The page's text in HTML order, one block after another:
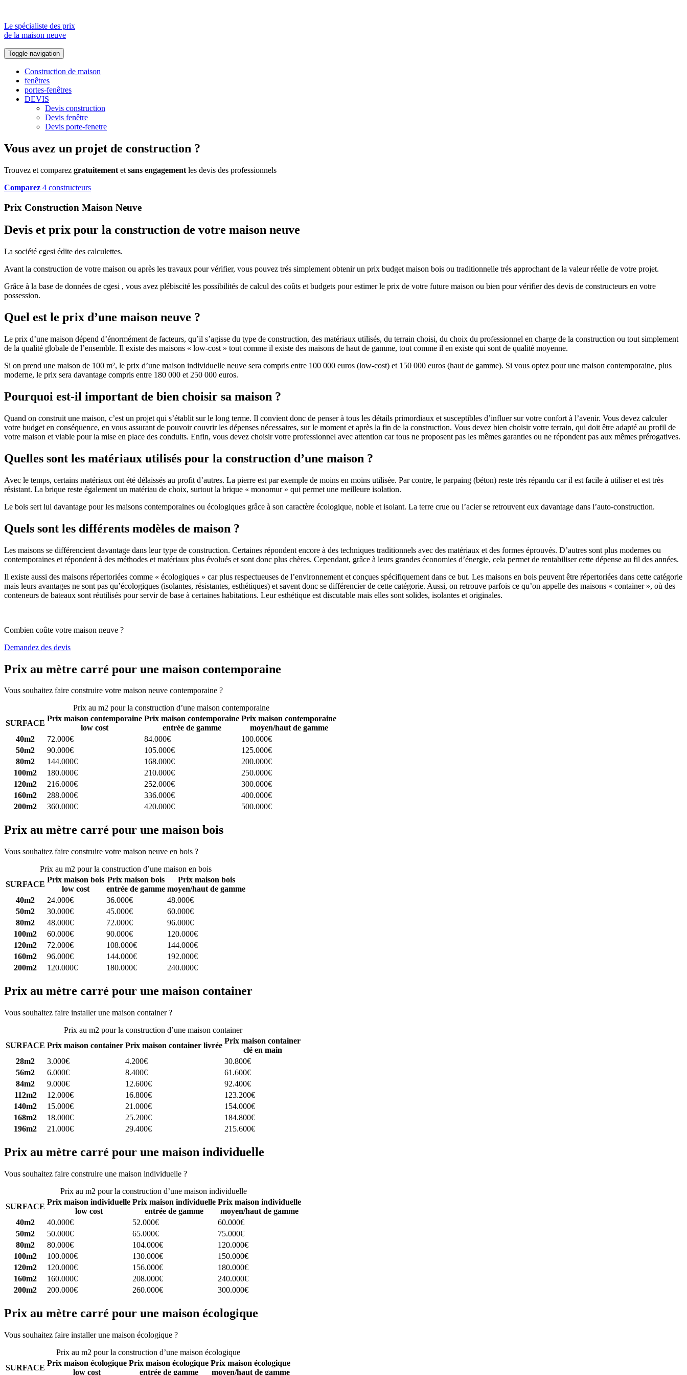
Le spécialiste des prix
de la maison neuve
Toggle navigation
Construction de maison
fenêtres
portes-fenêtres
DEVIS
Devis construction
Devis fenêtre
Devis porte-fenetre
Vous avez un projet de construction ?
Trouvez et comparez gratuitement et sans engagement les devis des professionnels
Comparez 4 constructeurs
Prix Construction Maison Neuve
Devis et prix pour la construction de votre maison neuve
La société cgesi édite des calculettes.
Avant la construction de votre maison ou après les travaux pour vérifier, vous pouvez trés simplement obtenir un prix budget maison bois ou traditionnelle trés approchant de la valeur réelle de votre projet.
Grâce à la base de données de cgesi , vous avez plébiscité les possibilités de calcul des coûts et budgets pour estimer le prix de votre future maison ou bien pour vérifier des devis de constructeurs en votre
possession.
Quel est le prix d’une maison neuve ?
Le prix d’une maison dépend d’énormément de facteurs, qu’il s’agisse du type de construction, des matériaux utilisés, du terrain choisi, du choix du professionnel en charge de la construction ou tout simplement
de la qualité globale de l’ensemble. Il existe des maisons « low-cost » tout comme il existe des maisons de haut de gamme, tout comme il en existe qui sont de qualité moyenne.
Si on prend une maison de 100 m², le prix d’une maison individuelle neuve sera compris entre 100 000 euros (low-cost) et 150 000 euros (haut de gamme). Si vous optez pour une maison contemporaine, plus
moderne, le prix sera davantage compris entre 180 000 et 250 000 euros.
Pourquoi est-il important de bien choisir sa maison ?
Quand on construit une maison, c’est un projet qui s’établit sur le long terme. Il convient donc de penser à tous les détails primordiaux et susceptibles d’influer sur votre confort à l’avenir. Vous devez calculer
votre budget en conséquence, en vous assurant de pouvoir couvrir les dépenses nécessaires, sur le moment et après la fin de la construction. Vous devez bien choisir votre terrain, qui doit être adapté au profil de
votre maison et viable pour la mise en place des conduits. Enfin, vous devez choisir votre professionnel avec attention car tous ne proposent pas les mêmes garanties ou ne répondent pas aux mêmes prérogatives.
Quelles sont les matériaux utilisés pour la construction d’une maison ?
Avec le temps, certains matériaux ont été délaissés au profit d’autres. La pierre est par exemple de moins en moins utilisée. Par contre, le parpaing (béton) reste très répandu car il est facile à utiliser et est très
résistant. La brique reste également un matériau de choix, surtout la brique « monomur » qui permet une meilleure isolation.
Le bois sert lui davantage pour les maisons contemporaines ou écologiques grâce à son caractère écologique, noble et isolant. La terre crue ou l’acier se retrouvent eux davantage dans l’auto-construction.
Quels sont les différents modèles de maison ?
Les maisons se différencient davantage dans leur type de construction. Certaines répondent encore à des techniques traditionnels avec des matériaux et des formes éprouvés. D’autres sont plus modernes ou
contemporaines et répondent à des méthodes et matériaux plus évolués et sont donc plus chères. Cependant, grâce à leurs grandes économies d’énergie, cela permet de rentabiliser cette dépense au fil des années.
Il existe aussi des maisons répertoriées comme « écologiques » car plus respectueuses de l’environnement et conçues spécifiquement dans ce but. Les maisons en bois peuvent être répertoriées dans cette catégorie
mais leurs avantages ne sont pas qu’écologiques (isolantes, résistantes, esthétiques) et savent donc se différencier de cette catégorie. Aussi, on retrouve parfois ce qu’on appelle des maisons « container », où des
conteneurs de bateaux sont réutilisés pour servir de base à certaines habitations. Leur esthétique est discutable mais elles sont solides, isolantes et originales.
Combien coûte votre maison neuve ?
Demandez des devis
Prix au mètre carré pour une maison contemporaine
Vous souhaitez faire construire votre maison neuve contemporaine ?
Prix au m2 pour la construction d’une maison contemporaine
SURFACE
Prix maison contemporaine
low cost
Prix maison contemporaine
entrée de gamme
Prix maison contemporaine
moyen/haut de gamme
40m2
72.000€ 84.000€
100.000€
50m2
90.000€ 105.000€
125.000€
80m2
144.000€ 168.000€
200.000€
100m2
180.000€ 210.000€
250.000€
120m2
216.000€ 252.000€
300.000€
160m2
288.000€ 336.000€
400.000€
200m2
360.000€ 420.000€ 500.000€
Prix au mètre carré pour une maison bois
Vous souhaitez faire construire votre maison neuve en bois ?
Prix au m2 pour la construction d’une maison en bois
SURFACE
Prix maison bois
low cost
Prix maison bois
entrée de gamme
Prix maison bois
moyen/haut de gamme
40m2
24.000€ 36.000€
48.000€
50m2
30.000€ 45.000€
60.000€
80m2
48.000€ 72.000€
96.000€
100m2
60.000€ 90.000€
120.000€
120m2
72.000€ 108.000€
144.000€
160m2
96.000€ 144.000€
192.000€
200m2
120.000€ 180.000€ 240.000€
Prix au mètre carré pour une maison container
Vous souhaitez faire installer une maison container ?
Prix au m2 pour la construction d’une maison container
SURFACE Prix maison container Prix maison container livrée
Prix maison container
clé en main
28m2
3.000€ 4.200€
30.800€
56m2
6.000€ 8.400€
61.600€
84m2
9.000€ 12.600€
92.400€
112m2
12.000€ 16.800€
123.200€
140m2
15.000€ 21.000€
154.000€
168m2
18.000€ 25.200€
184.800€
196m2
21.000€ 29.400€ 215.600€
Prix au mètre carré pour une maison individuelle
Vous souhaitez faire construire une maison individuelle ?
Prix au m2 pour la construction d’une maison individuelle
SURFACE
Prix maison individuelle
low cost
Prix maison individuelle
entrée de gamme
Prix maison individuelle
moyen/haut de gamme
40m2
40.000€ 52.000€
60.000€
50m2
50.000€ 65.000€
75.000€
80m2
80.000€ 104.000€
120.000€
100m2
100.000€ 130.000€
150.000€
120m2
120.000€ 156.000€
180.000€
160m2
160.000€ 208.000€
240.000€
200m2
200.000€ 260.000€ 300.000€
Prix au mètre carré pour une maison écologique
Vous souhaitez faire installer une maison écologique ?
Prix au m2 pour la construction d’une maison écologique
SURFACE
Prix maison écologique
low cost
Prix maison écologique
entrée de gamme
Prix maison écologique
moyen/haut de gamme